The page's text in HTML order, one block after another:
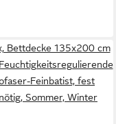
Bettdecke 135x200 cm
Feinbatist, fest
Sommer, Winter